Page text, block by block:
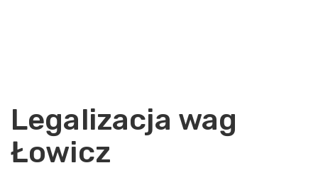
Legalizacja wag
Łowicz